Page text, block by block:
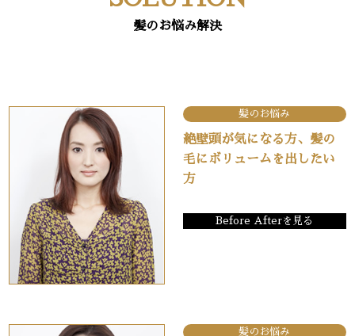
髪のお悩み解決
髪のお悩み
絶壁頭が気になる方、髪の
毛にボリュームを出したい
方
Before Afterを見る
髪のお悩み